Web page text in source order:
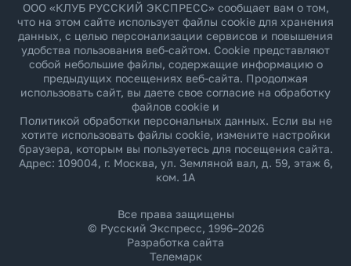
ООО «КЛУБ РУССКИЙ ЭКСПРЕСС» сообщает вам о том,
что на этом сайте использует файлы cookie для хранения
данных, с целью персонализации сервисов и повышения
удобства пользования веб-сайтом. Cookie представляют
собой небольшие файлы, содержащие информацию о
предыдущих посещениях веб-сайта. Продолжая
использовать сайт, вы даете свое согласие на обработку
файлов cookie и
Политикой обработки персональных данных. Если вы не
хотите использовать файлы cookie, измените настройки
браузера, которым вы пользуетесь для посещения сайта.
Адрес: 109004, г. Москва, ул. Земляной вал, д. 59, этаж 6,
ком. 1А
Все права защищены
© Русский Экспресс, 1996–2026
Разработка сайта
Телемарк